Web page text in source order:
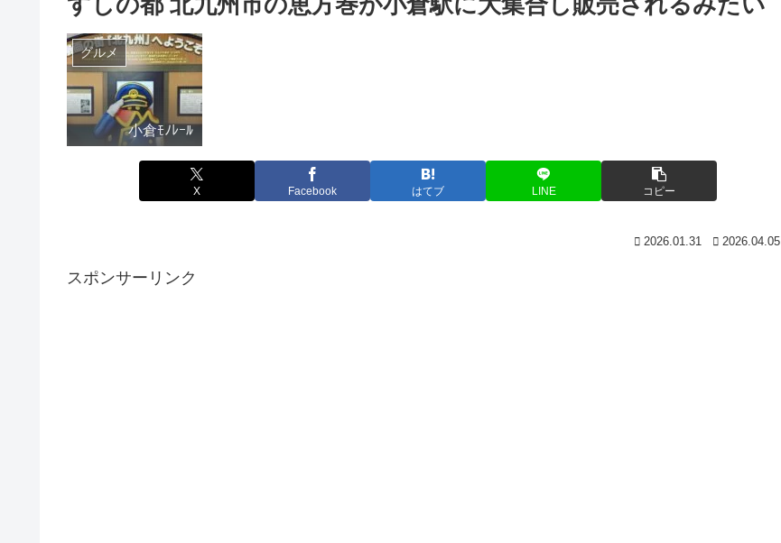
グルメ
小倉ﾓﾉﾚｰﾙ
X Facebook はてブ LINE コピー
2026.01.31 2026.04.05
スポンサーリンク